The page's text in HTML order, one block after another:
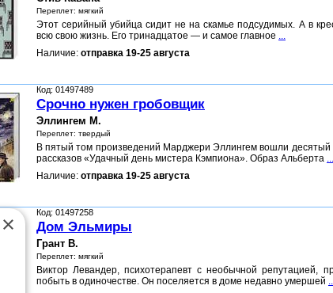
Переплет: мягкий
Этот серийный убийца сидит не на скамье подсудимых. А в
всю свою жизнь. Его тринадцатое — и самое главное ...
Наличие: отправка 19-25 августа
Код: 01497489
Срочно нужен гробовщик
Эллингем М.
Переплет: твердый
В пятый том произведений Марджери Эллингем вошли
рассказов «Удачный день мистера Кэмпиона». Образ Альберта ...
Наличие: отправка 19-25 августа
Код: 01497258
Дом Эльмиры
Грант В.
Переплет: мягкий
Виктор Левандер, психотерапевт с необычной репутацией,
побыть в одиночестве. Он поселяется в доме недавно умершей
×